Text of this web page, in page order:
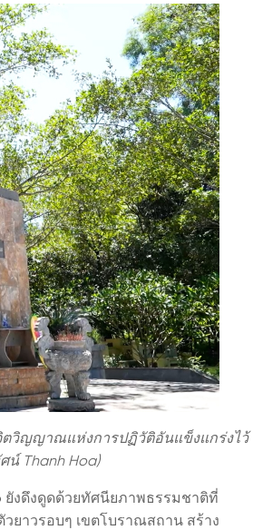
วิญญาณแห่งการปฏิวัติอันแข็งแกร่งไว้
Thanh Hoa)
ยังดึงดูดด้วยทัศนียภาพธรรมชาติที่
ยาวรอบๆ เขตโบราณสถาน สร้าง